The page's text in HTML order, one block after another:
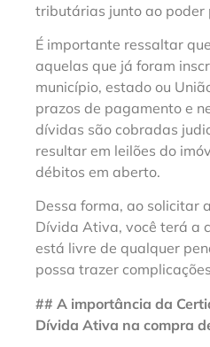
tributárias junto ao poder
É importante ressaltar
aquelas que já foram
município, estado ou
prazos de pagamento e
dívidas são cobradas
resultar em leilões do
débitos em aberto.
Dessa forma, ao solicitar
Dívida Ativa, você terá a
está livre de qualquer
possa trazer
## A importância da
Dívida Ativa na compra